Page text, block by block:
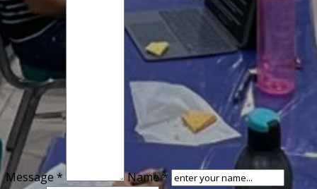
Message *
Name *